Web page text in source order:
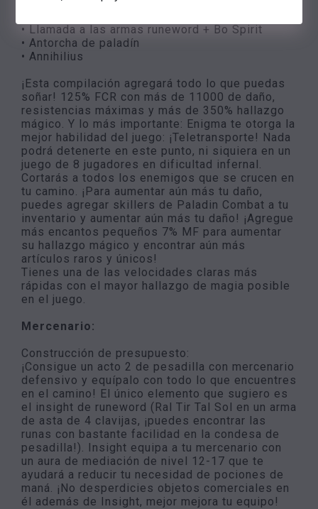
• Llamada a las armas runeword + Bo Spirit
• Antorcha de paladín
• Annihilius
¡Esta compilación agregará todo lo que puedas
soñar! 125% FCR con más de 11000 de daño,
resistencias máximas y más de 350% hallazgo
mágico. Y lo más importante: Enigma te otorga la
mejor habilidad del juego: ¡Teletransporte! Nada
podrá detenerte en este punto, ni siquiera en un
juego de 8 jugadores en dificultad infernal.
Cortarás a todos los enemigos que se crucen en
tu camino. ¡Para aumentar aún más tu daño,
puedes agregar skillers de Paladin Combat a tu
inventario y aumentar aún más tu daño! ¡Agregue
más encantos pequeños 7% MF para aumentar
su hallazgo mágico y encontrar aún más
artículos raros y únicos!
Tienes una de las velocidades claras más
rápidas con el mayor hallazgo de magia posible
en el juego.
Mercenario:
Construcción de presupuesto:
¡Consigue un acto 2 de pesadilla con mercenario
defensivo y equípalo con todo lo que encuentres
en el camino! El único elemento que sugiero es
el insight de runeword (Ral Tir Tal Sol en un arma
de asta de 4 clavijas, ¡puedes encontrar las
runas con bastante facilidad en la condesa de
pesadilla!). Insight equipa a tu mercenario con
un aura de mediación de nivel 12-17 que te
ayudará a reducir tu necesidad de pociones de
maná. ¡No desperdicies objetos comerciales en
él además de Insight, mejor mejora tu equipo!